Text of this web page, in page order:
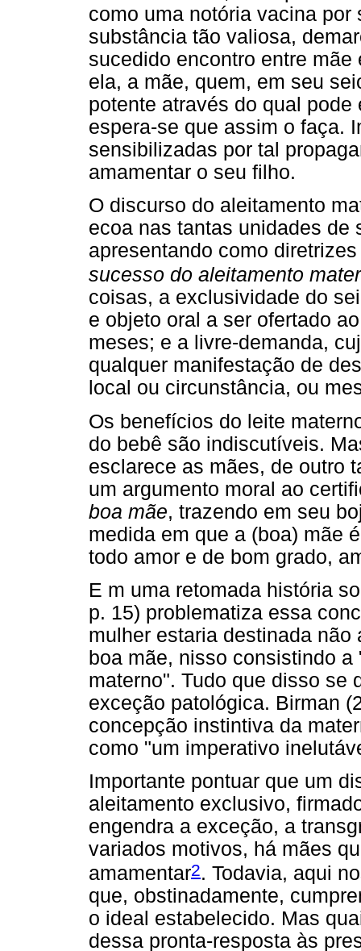
como uma notória vacina
substância tão valiosa,
sucedido encontro entre
ela, a mãe, quem, em seu
potente através do qual
espera-se que assim o faça.
sensibilizadas por tal
amamentar o seu filho.
O discurso do aleitamento
ecoa nas tantas unidades de
apresentando como
sucesso do aleitamento
coisas, a exclusividade do
e objeto oral a ser ofertado
meses; e a livre-demanda,
qualquer manifestação de
local ou circunstância, ou
Os benefícios do leite
do bebê são indiscutíveis.
esclarece as mães, de outro
um argumento moral ao
boa mãe, trazendo em seu
medida em que a (boa) mãe
todo amor e de bom grado,
E m uma retomada história
p. 15) problematiza essa
mulher estaria destinada
boa mãe, nisso consistindo
materno". Tudo que disso se
exceção patológica. Birman
concepção instintiva da
como "um imperativo
Importante pontuar que um
aleitamento exclusivo,
engendra a exceção, a
variados motivos, há mães
amamentar2. Todavia, aqui
que, obstinadamente,
o ideal estabelecido. Mas
dessa pronta-resposta às